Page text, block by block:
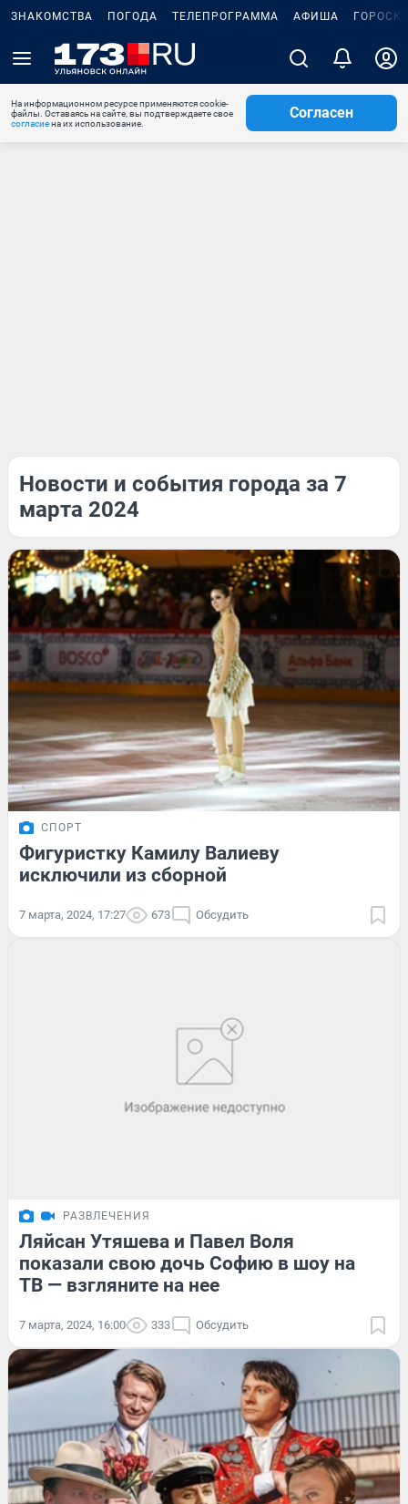
ЗНАКОМСТВА ПОГОДА ТЕЛЕПРОГРАММА АФИША
На информационном ресурсе применяются cookie-
файлы. Оставаясь на сайте, вы подтверждаете свое
согласиена их использование.
Согласен
Новости и события города за 7
марта 2024
СПОРТ
Фигуристку Камилу Валиеву
исключили из сборной
7 марта, 2024, 17:27 673 Обсудить
РАЗВЛЕЧЕНИЯ
Ляйсан Утяшева и Павел Воля
показали свою дочь Софию в шоу на
ТВ — взгляните на нее
7 марта, 2024, 16:00 333 Обсудить